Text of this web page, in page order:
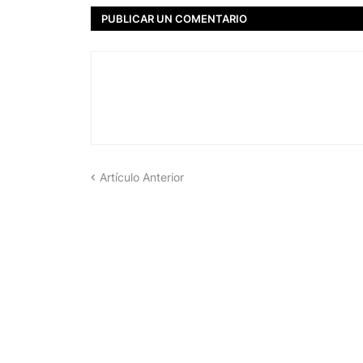
PUBLICAR UN COMENTARIO
Artículo Anterior